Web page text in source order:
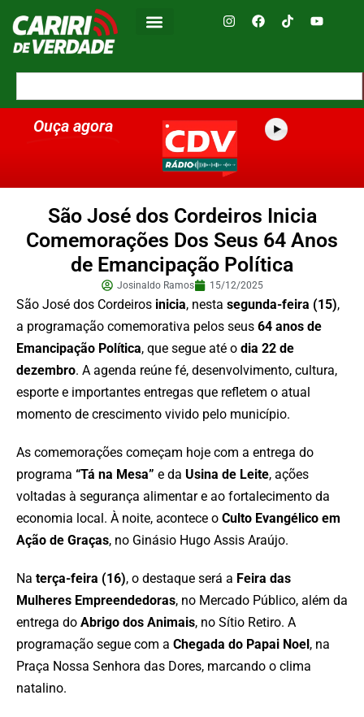
Ouça agora
São José dos Cordeiros Inicia
Comemorações Dos Seus 64 Anos
de Emancipação Política
Josinaldo Ramos 15/12/2025
São José dos Cordeiros inicia, nesta segunda-feira (15),
a programação comemorativa pelos seus 64 anos de
Emancipação Política, que segue até o dia 22 de
dezembro. A agenda reúne fé, desenvolvimento, cultura,
esporte e importantes entregas que refletem o atual
momento de crescimento vivido pelo município.
As comemorações começam hoje com a entrega do
programa “Tá na Mesa” e da Usina de Leite, ações
voltadas à segurança alimentar e ao fortalecimento da
economia local. À noite, acontece o Culto Evangélico em
Ação de Graças, no Ginásio Hugo Assis Araújo.
Na terça-feira (16), o destaque será a Feira das
Mulheres Empreendedoras, no Mercado Público, além da
entrega do Abrigo dos Animais, no Sítio Retiro. A
programação segue com a Chegada do Papai Noel, na
Praça Nossa Senhora das Dores, marcando o clima
natalino.